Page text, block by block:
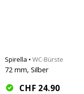
Spirella • WC-Bürste
72 mm, Silber
CHF 24.90